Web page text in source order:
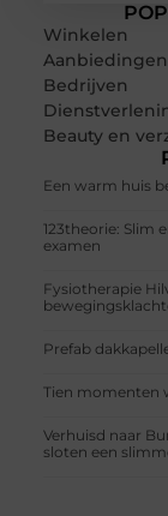
Winkelen
Aanbiedingen
Bedrijven
Beauty en
Een warm huis
123theorie: Slim
examen
Fysiotherapie
Prefab
Tien momenten
Verhuisd naar
sloten een